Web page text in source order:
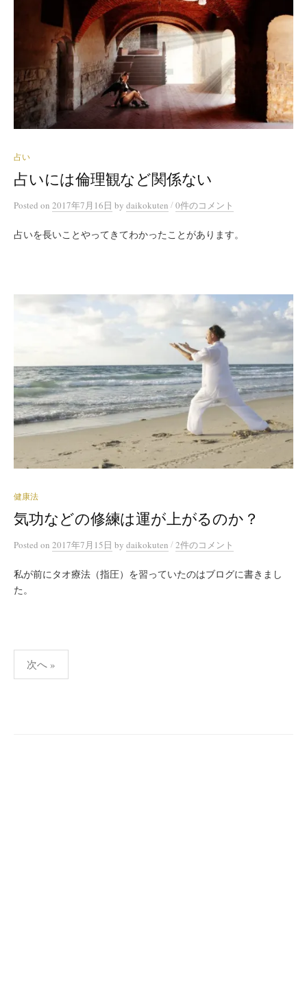
占い
占いには倫理観など関係ない
Posted on 2017年7月16日 by daikokuten /0件のコメント
占いを長いことやってきてわかったことがあります。
健康法
気功などの修練は運が上がるのか？
Posted on 2017年7月15日 by daikokuten /2件のコメント
私が前にタオ療法（指圧）を習っていたのはブログに書きまし
た。
投
稿
次へ »